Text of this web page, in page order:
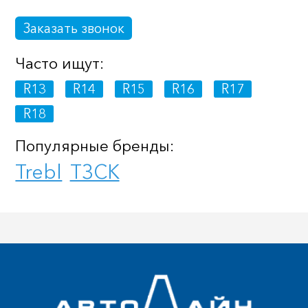
Заказать звонок
Часто ищут:
R13 R14 R15 R16
R17
R18
Популярные бренды:
Trebl ТЗСК